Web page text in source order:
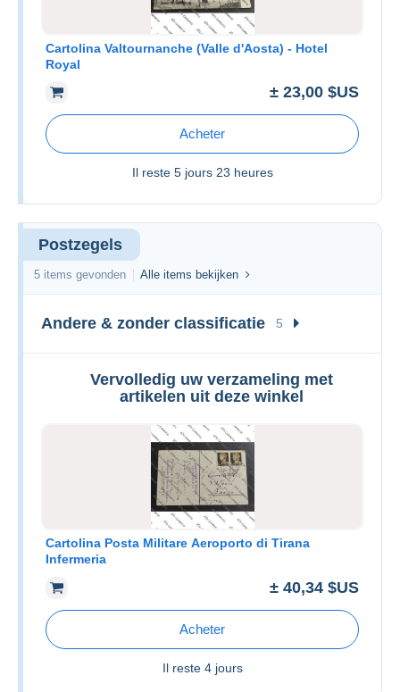
Cartolina Valtournanche (Valle d'Aosta) - Hotel
Royal
± 23,00 $US
Acheter
Il reste 5 jours 23 heures
Postzegels
5 items gevonden Alle items bekijken
Andere & zonder classificatie 5
Vervolledig uw verzameling met
artikelen uit deze winkel
Cartolina Posta Militare Aeroporto di Tirana
Infermeria
± 40,34 $US
Acheter
Il reste 4 jours